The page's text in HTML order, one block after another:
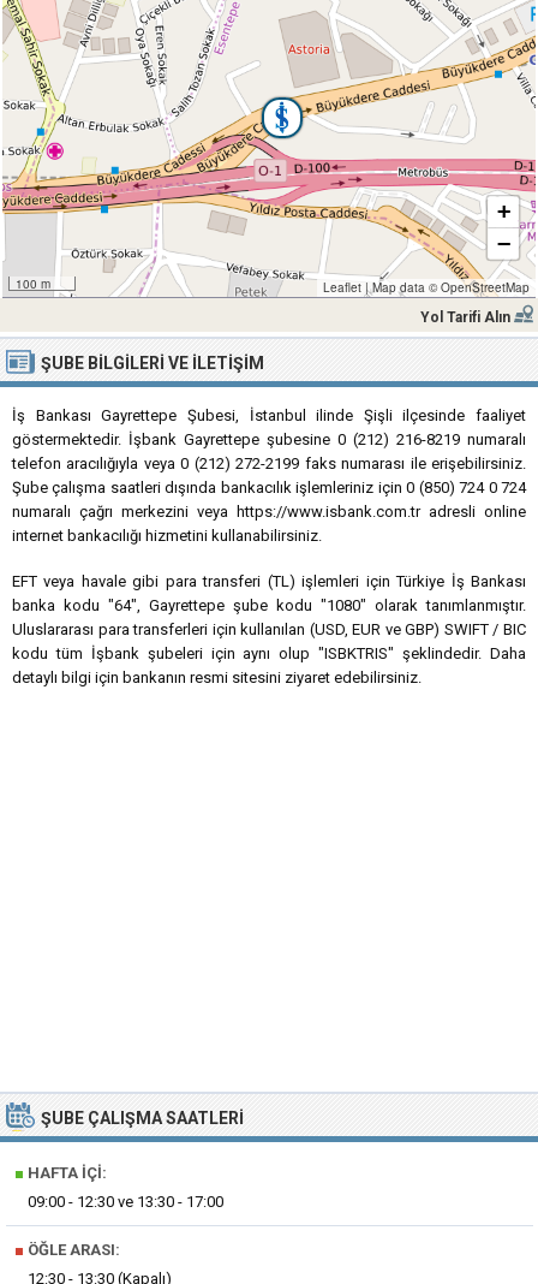
100 m
+
−
Leaflet |Map data ©OpenStreetMap
Yol Tarifi Alın
ŞUBE BILGILERI VE İLETIŞIM
İş Bankası Gayrettepe Şubesi, İstanbul ilinde Şişli ilçesinde faaliyet
göstermektedir. İşbank Gayrettepe şubesine 0 (212) 216-8219 numaralı
telefon aracılığıyla veya 0 (212) 272-2199 faks numarası ile erişebilirsiniz.
Şube çalışma saatleri dışında bankacılık işlemleriniz için 0 (850) 724 0 724
numaralı çağrı merkezini veya https://www.isbank.com.tr adresli online
internet bankacılığı hizmetini kullanabilirsiniz.
EFT veya havale gibi para transferi (TL) işlemleri için Türkiye İş Bankası
banka kodu "64", Gayrettepe şube kodu "1080" olarak tanımlanmıştır.
Uluslararası para transferleri için kullanılan (USD, EUR ve GBP) SWIFT / BIC
kodu tüm İşbank şubeleri için aynı olup "ISBKTRIS" şeklindedir. Daha
detaylı bilgi için bankanın resmi sitesini ziyaret edebilirsiniz.
ŞUBE ÇALIŞMA SAATLERI
■ HAFTA İÇI:
09:00 - 12:30 ve 13:30 - 17:00
■ ÖĞLE ARASI:
12:30 - 13:30 (Kapalı)